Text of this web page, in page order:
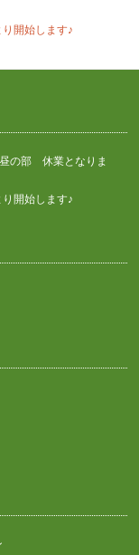
開始します♪
の部 休業となりま
開始します♪